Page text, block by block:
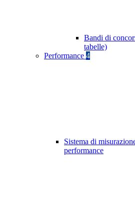
Bandi di
tabelle)
Performance 4
Sistema di
performance